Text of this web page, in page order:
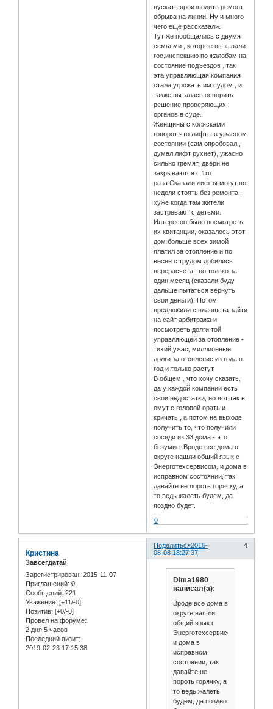
пускать производить ремонт
обрыва на линии. Ну и много
чего еще рассказали.
Тут же пообщались с двумя
семьями , которые вызывали
гос.инспекцию по жалобам на
состояние подъездов , так
эта управляющая компания
стала угрожать им судом , и
также пыталась оспорить
решение проверяющих
органов в суде.
Женщины с колясками
говорят что лифты в ужасном
состоянии (сам опробовал ,
думал лифт рухнет), ужасно
сильно гремят, двери не
закрываются с 1го
раза.Сказали лифты могут по
недели стоять без ремонта ,
хуже когда там жители
застревают с детьми.
Интересно было посмотреть
их квитанции, оказалось этот
дом больше всех зимой
платил за отопление и по
весне с трудом добились
перерасчета , но только за
один месяц (сказали буду
дальше пытаться вернуть
свои деньги). Потом
предложили с планшета зайти
на сайт арбитража и
посмотреть долги той
управляющей за отопление -
тихий ужас, миллионные
долги за отопление из года в
год и только растут.
В общем , что хочу сказать,
да у каждой компании есть
свои недостатки, но вот так в
омут с головой орать и
кричать , а потом на выходе
получить то, что получили
соседи из 33 дома - это
безумие. Вроде все дома в
округе нашли общий язык с
Энерготехсервисом, и дома в
исправном состоянии, так
давайте не пороть горячку, а
то ведь жалеть будем, да
поздно будет.
0
Поделиться 4
2016-
08-08 18:27:37
Кристина
Завсегдатай
Зарегистрирован: 2015-11-07
Приглашений: 0
Сообщений: 221
Уважение: [+11/-0]
Позитив: [+0/-0]
Провел на форуме:
2 дня 5 часов
Последний визит:
2019-02-23 17:15:38
Dima1980
написал(а):
Вроде все дома в
округе нашли
общий язык с
Энерготехсервисом,
и дома в
исправном
состоянии, так
давайте не
пороть горячку, а
то ведь жалеть
будем, да поздно